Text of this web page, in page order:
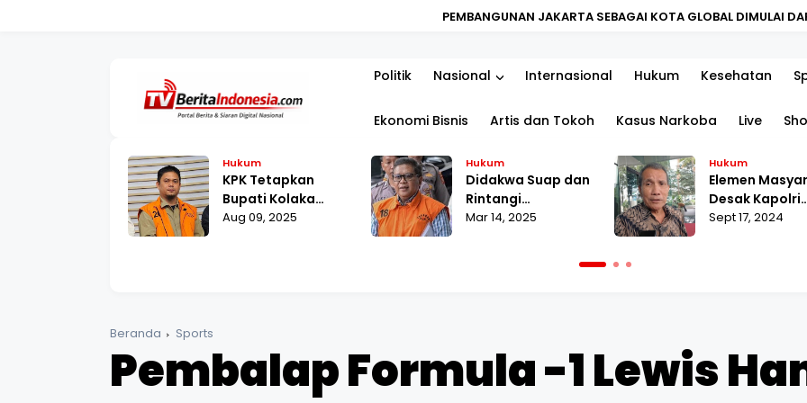
PEMBANGUNAN JAKARTA SEBAGAI KOTA GLOBAL DIMULAI DARI PENGUATAN
Politik Nasional Internasional Hukum Kesehatan
Ekonomi Bisnis Artis dan Tokoh Kasus Narkoba Live
Hukum
KPK Tetapkan
Bupati Kolaka
Timur sebagai
Aug 09, 2025
Hukum
Didakwa Suap dan
Rintangi
Penyidikan, Hasto
Mar 14, 2025
Hukum
Elemen
Desak Kapolri
Tuntaskan
Sept 17, 2024
Beranda Sports
Pembalap Formula -1 Lewis